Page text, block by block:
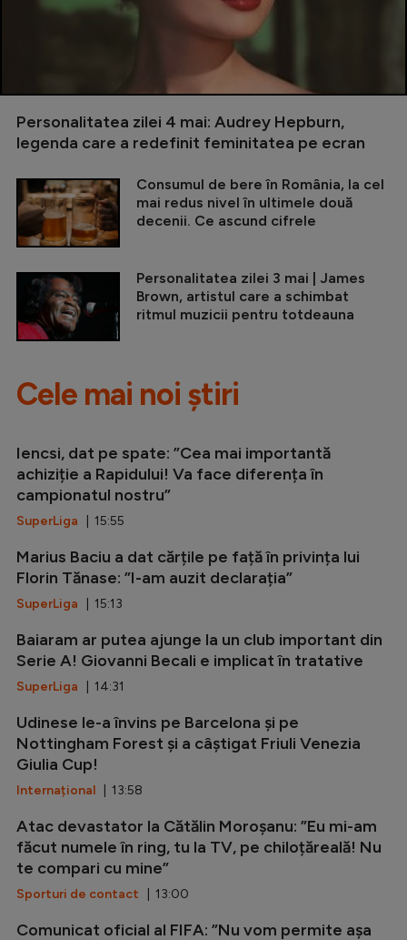
Personalitatea zilei 4 mai: Audrey Hepburn,
legenda care a redefinit feminitatea pe ecran
Consumul de bere în România, la cel
mai redus nivel în ultimele două
decenii. Ce ascund cifrele
Personalitatea zilei 3 mai | James
Brown, artistul care a schimbat
ritmul muzicii pentru totdeauna
Cele mai noi știri
Iencsi, dat pe spate: ”Cea mai importantă
achiziție a Rapidului! Va face diferența în
campionatul nostru”
SuperLiga | 15:55
Marius Baciu a dat cărțile pe față în privința lui
Florin Tănase: ”I-am auzit declarația”
SuperLiga | 15:13
Baiaram ar putea ajunge la un club important din
Serie A! Giovanni Becali e implicat în tratative
SuperLiga | 14:31
Udinese le-a învins pe Barcelona și pe
Nottingham Forest și a câștigat Friuli Venezia
Giulia Cup!
Internațional | 13:58
Atac devastator la Cătălin Moroșanu: ”Eu mi-am
făcut numele în ring, tu la TV, pe chiloțăreală! Nu
te compari cu mine”
Sporturi de contact | 13:00
Comunicat oficial al FIFA: ”Nu vom permite așa